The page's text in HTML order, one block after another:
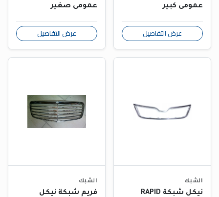
عمومى كبير
عرض التفاصيل
عمومى صغير
عرض التفاصيل
الشبك
نيكل شبكة RAPID
الشبك
فريم شبكة نيكل